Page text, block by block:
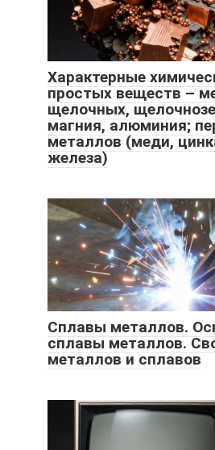
Характерные
простых веществ –
щелочных,
магния, алюминия;
металлов (меди,
железа)
Сплавы металлов.
сплавы металлов.
металлов и сплавов